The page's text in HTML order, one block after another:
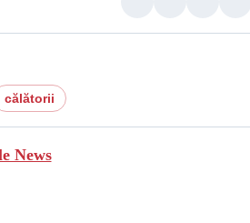
călătorii
News